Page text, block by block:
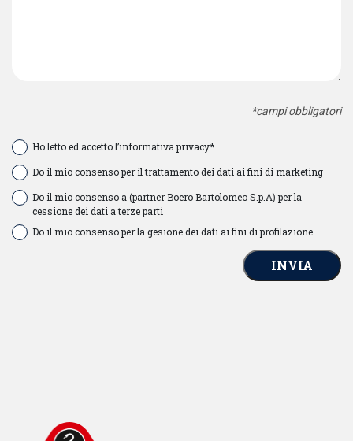
*campi obbligatori
Ho letto ed accetto l’informativa privacy*
Do il mio consenso per il trattamento dei dati ai fini di marketing
Do il mio consenso a (partner Boero Bartolomeo S.p.A) per la
cessione dei dati a terze parti
Do il mio consenso per la gesione dei dati ai fini di profilazione